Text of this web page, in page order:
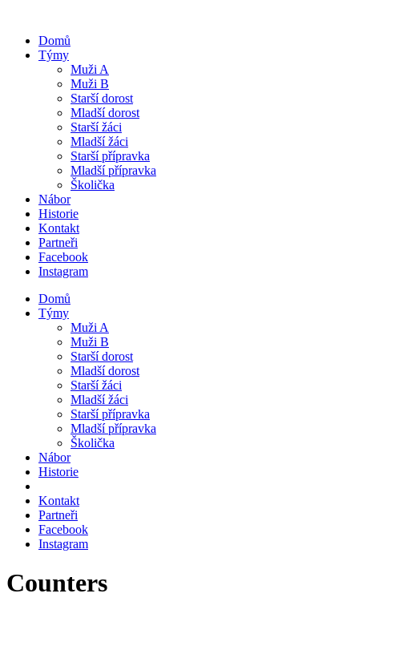
Domů
Týmy
Muži A
Muži B
Starší dorost
Mladší dorost
Starší žáci
Mladší žáci
Starší přípravka
Mladší přípravka
Školička
Nábor
Historie
Kontakt
Partneři
Facebook
Instagram
Domů
Týmy
Muži A
Muži B
Starší dorost
Mladší dorost
Starší žáci
Mladší žáci
Starší přípravka
Mladší přípravka
Školička
Nábor
Historie
Kontakt
Partneři
Facebook
Instagram
Counters